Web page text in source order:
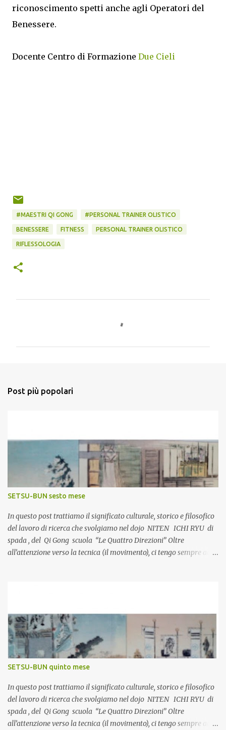
riconoscimento spetti anche agli Operatori del
Benessere.
Docente Centro di Formazione Due Cieli
#MAESTRI QI GONG #PERSONAL TRAINER OLISTICO
BENESSERE FITNESS PERSONAL TRAINER OLISTICO
RIFLESSOLOGIA
Post più popolari
SETSU-BUN sesto mese
In questo post trattiamo il significato culturale, storico e filosofico
del lavoro di ricerca che svolgiamo nel dojo NITEN ICHI RYU di
spada , del Qi Gong scuola “Le Quattro Direzioni” Oltre
all’attenzione verso la tecnica (il movimento), ci tengo sempre ad
varie fasi di apprendimento che l’arte impone, guidando la crescita
personale del praticante. #qigongesalute #maestriqigong
#personaltrainerolistico #riflessologiabenessere
#determinazioneartigiapponesi www.duecieli.it ® Quando
campagne del Giappone , le principali celebrazioni religiose si
tengono generalmente in autunno, ma nella capitale, e in a...
SETSU-BUN quinto mese
In questo post trattiamo il significato culturale, storico e filosofico
del lavoro di ricerca che svolgiamo nel dojo NITEN ICHI RYU di
spada , del Qi Gong scuola “Le Quattro Direzioni” Oltre
all’attenzione verso la tecnica (il movimento), ci tengo sempre ad